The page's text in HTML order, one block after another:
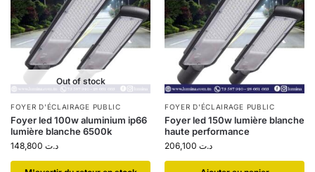
Out of stock
FOYER D'ÉCLAIRAGE PUBLIC
Foyer led 100w aluminium ip66
lumière blanche 6500k
د.ت
FOYER D'ÉCLAIRAGE PUBLIC
Foyer led 150w lumière blanche
haute performance
د.ت